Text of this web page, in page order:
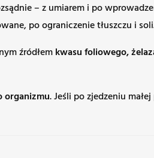
– z umiarem i po
po ograniczenie tłuszczu i
źródłemkwasu foliowego,
organizmu. Jeśli po zjedzeniu